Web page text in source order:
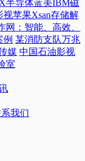
半导体蓝美IBM磁
苹果Xsan存储解
：智能、高效、
例 某消防支队万兆
媒 中国石油影视
室
我们